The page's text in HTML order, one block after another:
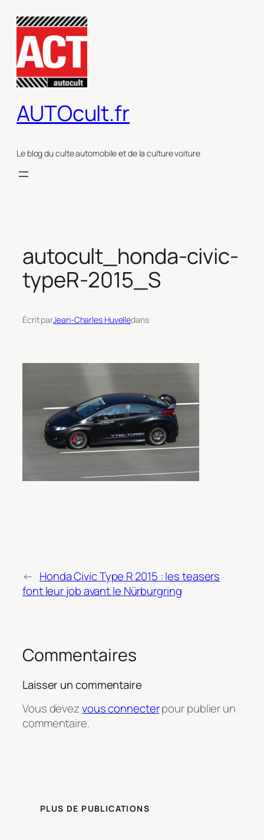
contenu
AUTOcult.fr
Le blog du culte automobile et de la culture voiture
autocult_honda-civic-
typeR-2015_S
Écrit parJean-Charles Huvelledans
← Honda Civic Type R 2015 : les teasers
font leur job avant le Nürburgring
Commentaires
Laisser un commentaire
Vous devezvous connecterpour publier un
commentaire.
PLUS DE PUBLICATIONS